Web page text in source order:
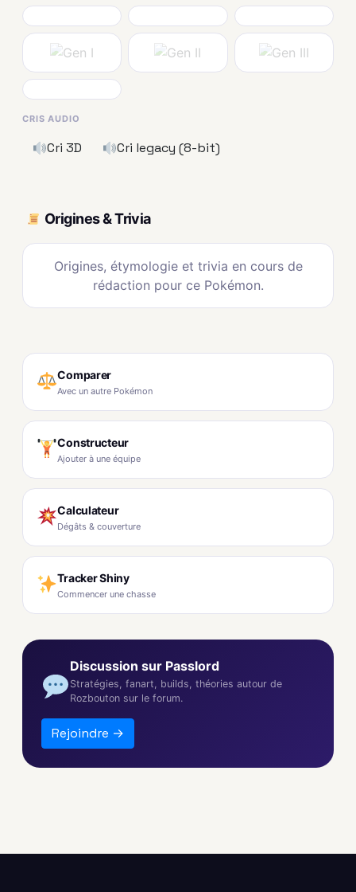
CRIS AUDIO
Cri 3D Cri legacy (8-bit)
Origines & Trivia
Origines, étymologie et trivia en cours de
rédaction pour ce Pokémon.
Comparer
Avec un autre Pokémon
Constructeur
Ajouter à une équipe
Calculateur
Dégâts & couverture
Tracker Shiny
Commencer une chasse
Discussion sur Passlord
Stratégies, fanart, builds, théories autour de
Rozbouton sur le forum.
Rejoindre →